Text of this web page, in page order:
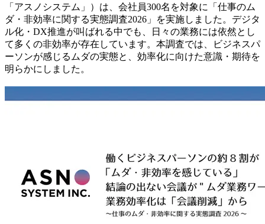
「アスノシステム」）は、会社員300名を対象に「仕事のム
ダ・非効率に関する実態調査2026」を実施しました。デジタ
ル化・DX推進が叫ばれる中でも、日々の業務には依然とし
て多くの非効率が存在しています。本調査では、ビジネスパ
ーソンが感じるムダの実態と、効率化に向けた意識・期待を
明らかにしました。